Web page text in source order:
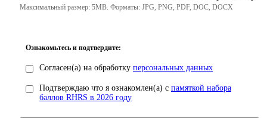
Максимальный размер: 5MB. Форматы: JPG, PNG, PDF, DOC, DOCX
Ознакомьтесь и подтвердите:
Согласен(а) на обработку персональных данных
Подтверждаю что я ознакомлен(а) с памяткой набора
баллов RHRS в 2026 году